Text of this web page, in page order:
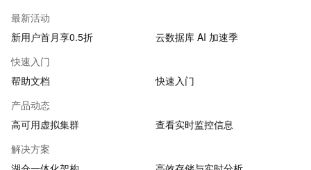
最新活动
新用户首月享0.5折
云数据库 AI 加速季
快速入门
帮助文档
快速入门
产品动态
高可用虚拟集群
查看实时监控信息
解决方案